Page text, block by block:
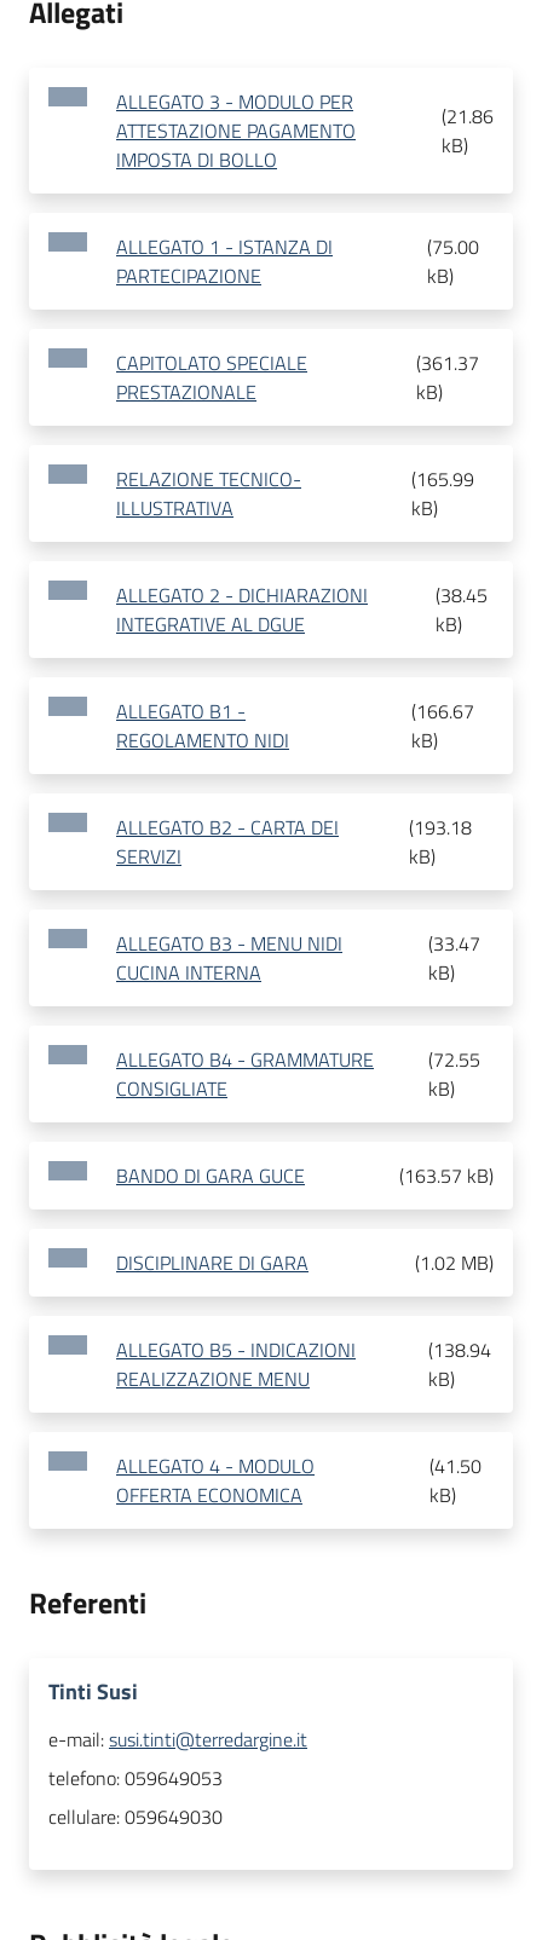
Allegati
ALLEGATO 3 - MODULO PER
ATTESTAZIONE PAGAMENTO
IMPOSTA DI BOLLO
(21.86
kB)
ALLEGATO 1 - ISTANZA DI
PARTECIPAZIONE
(75.00
kB)
CAPITOLATO SPECIALE
PRESTAZIONALE
(361.37
kB)
RELAZIONE TECNICO-
ILLUSTRATIVA
(165.99
kB)
ALLEGATO 2 - DICHIARAZIONI
INTEGRATIVE AL DGUE
(38.45
kB)
ALLEGATO B1 -
REGOLAMENTO NIDI
(166.67
kB)
ALLEGATO B2 - CARTA DEI
SERVIZI
(193.18
kB)
ALLEGATO B3 - MENU NIDI
CUCINA INTERNA
(33.47
kB)
ALLEGATO B4 - GRAMMATURE
CONSIGLIATE
(72.55
kB)
BANDO DI GARA GUCE (163.57 kB)
DISCIPLINARE DI GARA (1.02 MB)
ALLEGATO B5 - INDICAZIONI
REALIZZAZIONE MENU
(138.94
kB)
ALLEGATO 4 - MODULO
OFFERTA ECONOMICA
(41.50
kB)
Referenti
Tinti Susi
e-mail:susi.tinti@terredargine.it
telefono:059649053
cellulare:059649030